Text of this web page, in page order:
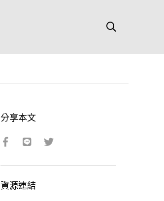
分享本文
資源連結